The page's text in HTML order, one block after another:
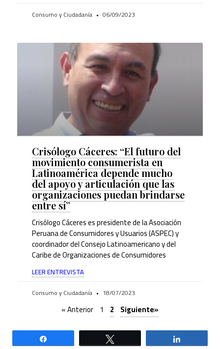
Consumo y Ciudadanía 06/09/2023
Crisólogo Cáceres: “El futuro del
movimiento consumerista en
Latinoamérica depende mucho
del apoyo y articulación que las
organizaciones puedan brindarse
entre sí”
Crisólogo Cáceres es presidente de la Asociación
Peruana de Consumidores y Usuarios (ASPEC) y
coordinador del Consejo Latinoamericano y del
Caribe de Organizaciones de Consumidores
LEER ENTREVISTA
Consumo y Ciudadanía 18/07/2023
« Anterior 1 2 Siguiente»